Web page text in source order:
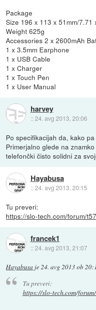
Package
Size 196 x 113 x 51mm/7.71
Weight 625g
Accessories 2 x 2600mAh
1 x 3.5mm Earphone
1 x USB Cable
1 x Charger
1 x Touch Pen
1 x User Manual
harvey
::24. avg 2013, 20:06
Po specifikacijah da, kako
Primerjalno glede na
telefončki čisto solidni za
Hayabusa
::24. avg 2013, 20:15
Tu preveri:
https://slo-tech.com/forum/
francek1
::24. avg 2013, 21:07
Hayabusa je24. avg 2013 ob
Tu preveri:
https://slo-tech.com/